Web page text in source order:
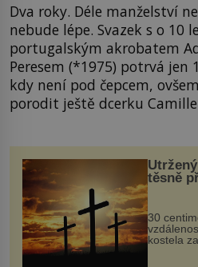
Dva roky. Déle manželství
nebude lépe. Svazek s o 10
portugalským akrobatem
Peresem (*1975) potrvá jen
kdy není pod čepcem,
porodit ještě dcerku
těsně
30
kostela